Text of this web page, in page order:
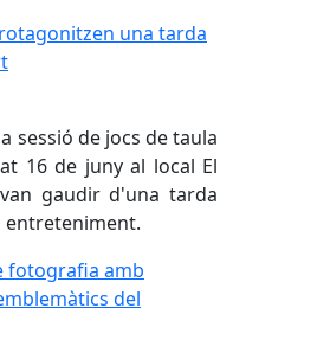
una tarda divertida a
una tarda
sessió de jocs de taula
16 de juny al local El
gaudir d'una tarda
entreteniment.
fotografia amb sortides a espais
fotografia amb
del